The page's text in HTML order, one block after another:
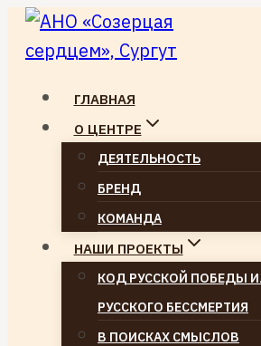
Перейти
ГЛАВНАЯ
О ЦЕНТРЕ
ДЕЯТЕЛЬНОСТЬ
БРЕНД
КОМАНДА
НАШИ ПРОЕКТЫ
КОД РУССКОЙ ПОБЕДЫ
РУССКОГО БЕССМЕРТИЯ
В ПОИСКАХ СМЫСЛОВ